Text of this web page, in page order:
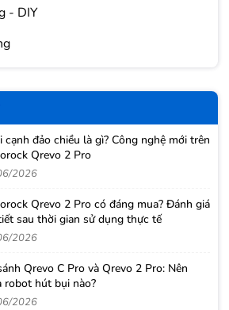
- DIY
cạnh đảo chiều là gì? Công nghệ mới trên
Qrevo 2 Pro
2026
Qrevo 2 Pro có đáng mua? Đánh giá
sau thời gian sử dụng thực tế
2026
Qrevo C Pro và Qrevo 2 Pro: Nên
robot hút bụi nào?
2026